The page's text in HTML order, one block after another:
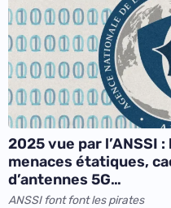
2025 vue par l’ANSSI
menaces étatiques,
d’antennes 5G…
ANSSI font font les pirates